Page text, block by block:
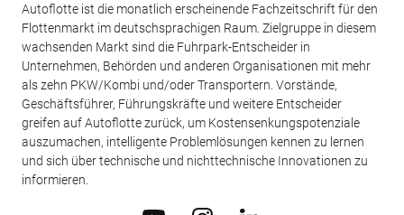
Autoflotte ist die monatlich erscheinende Fachzeitschrift für den
Flottenmarkt im deutschsprachigen Raum. Zielgruppe in diesem
wachsenden Markt sind die Fuhrpark-Entscheider in
Unternehmen, Behörden und anderen Organisationen mit mehr
als zehn PKW/Kombi und/oder Transportern. Vorstände,
Geschäftsführer, Führungskräfte und weitere Entscheider
greifen auf Autoflotte zurück, um Kostensenkungspotenziale
auszumachen, intelligente Problemlösungen kennen zu lernen
und sich über technische und nichttechnische Innovationen zu
informieren.